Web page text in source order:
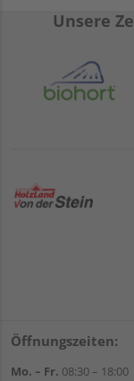
Unsere
Öffnungszeiten:
Mo. – Fr. 08:30 – 18:00